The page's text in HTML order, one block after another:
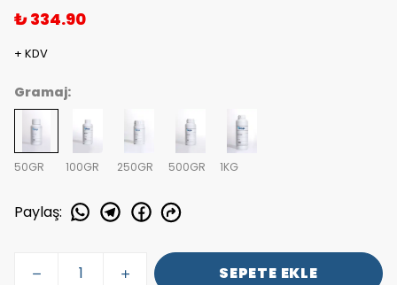
₺ 334.90
+ KDV
Gramaj:
50GR 100GR 250GR 500GR 1KG
Paylaş:
SEPETE EKLE